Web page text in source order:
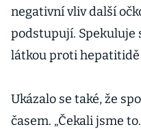
negativní vliv další
podstupují. Spekuluje
látkou proti hepatitidě
Ukázalo se také, že
časem. „Čekali jsme